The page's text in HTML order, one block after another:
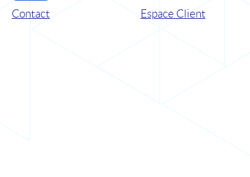
Contact Espace Client